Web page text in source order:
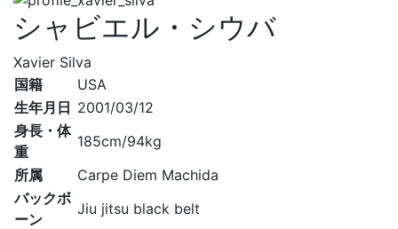
シャビエル・シウバ
Xavier Silva
国籍
USA
生年月日 2001/03/12
身長・体
重
185cm/94kg
所属
Carpe Diem Machida
バックボ
ーン
Jiu jitsu black belt